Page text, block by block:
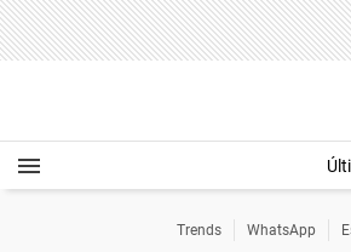
Trends WhatsApp